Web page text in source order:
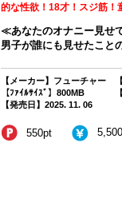
的な性欲！18才！スジ筋！
≪あなたのオナニー見せ
男子が誰にも見せたこと
【メーカー】フューチャー
【ﾌｧｲﾙｻｲｽﾞ】800MB
【発売日】2025. 11. 06
550pt